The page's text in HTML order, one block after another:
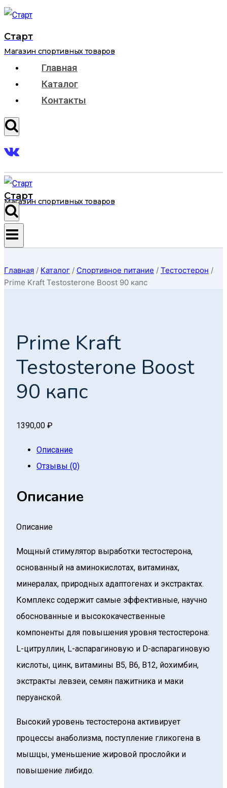
Перейти
содержимому
Старт
Магазин спортивных товаров
Главная
Каталог
Контакты
Старт
Магазин спортивных товаров
Главная / Каталог / Спортивное питание / Тестостерон /
Prime Kraft Testosterone Boost 90 капс
Prime Kraft
Testosterone Boost
90 капс
1390,00 ₽
Описание
Отзывы (0)
Описание
Описание
Мощный стимулятор выработки тестостерона,
основанный на аминокислотах, витаминах,
минералах, природных адаптогенах и экстрактах.
Комплекс содержит самые эффективные, научно
обоснованные и высококачественные
компоненты для повышения уровня тестостерона:
L-цитруллин, L-аспарагиновую и D-аспарагиновую
кислоты, цинк, витамины В5, В6, В12, йохимбин,
экстракты левзеи, семян пажитника и маки
перуанской.
Высокий уровень тестостерона активирует
процессы анаболизма, поступление гликогена в
мышцы, уменьшение жировой прослойки и
повышение либидо.